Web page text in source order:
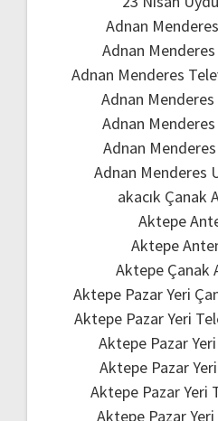
Adnan
Adnan
Adnan Menderes
Adnan
Adnan
Adnan
Adnan Menderes
akacık Çanak
Aktepe
Aktepe
Aktepe Çanak
Aktepe Pazar Yeri
Aktepe Pazar Yeri
Aktepe Pazar
Aktepe Pazar
Aktepe Pazar Yeri
Aktepe Pazar